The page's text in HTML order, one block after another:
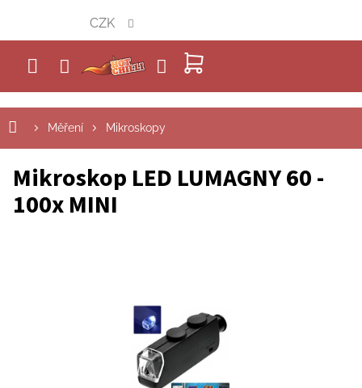
obsah
NÁKUPNÍ
KOŠÍK
CZK
Měření Mikroskopy
Mikroskop LED LUMAGNY 60 -
100x MINI